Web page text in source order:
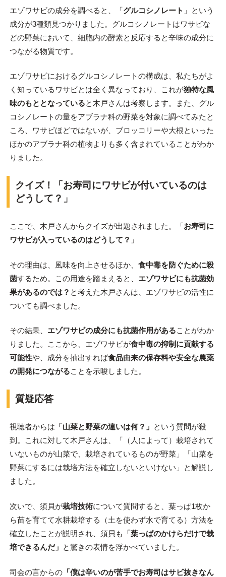
エゾワサビの成分を調べると、「グルコシノレート 」という
成分が3種類見つかりました。グルコシノレートはワサビな
どの野菜において、細胞内の酵素と反応すると辛味の成分に
つながる物質です。
エゾワサビにおけるグルコシノレートの構成は、私たちがよ
く知っているワサビとは全く異なっており、これが独特な風
味のもととなっていると木戸さんは考察します。また、グル
コシノレートの量をアブラナ科の野菜を対象に調べてみたと
ころ、ワサビほどではないが、ブロッコリーや大根といった
ほかのアブラナ科の植物よりも多く含まれていることがわか
りました。
クイズ！「お寿司にワサビが付いているのは
どうして？」
ここで、木戸さんからクイズが出題されました。「お寿司に
ワサビが入っているのはどうして？ 」
その理由は、風味を向上させるほか、 食中毒を防ぐために殺
菌するため。この用途を踏まえると、 エゾワサビにも抗菌効
果があるのでは？ と考えた木戸さんは、エゾワサビの活性に
ついても調べました。
その結果、 エゾワサビの成分にも抗菌作用があることがわか
りました。ここから、エゾワサビが食中毒の抑制に貢献する
可能性や、成分を抽出すれば食品由来の保存料や安全な農薬
の開発につながることを示唆しました。
質疑応答
視聴者からは 「山菜と野菜の違いは何？」 という質問が殺
到。これに対して木戸さんは、「（人によって）栽培されて
いないものが山菜で、栽培されているものが野菜」「山菜を
野菜にするには栽培方法を確立しないといけない」と解説し
ました。
次いで、須貝が栽培技術について質問すると、葉っぱ1枚か
ら苗を育てて水耕栽培する（土を使わず水で育てる）方法を
確立したことが説明され、須貝も
「葉っぱのかけらだけで栽
培できるんだ」 と驚きの表情を浮かべていました。
司会の言からの「僕は辛いのが苦手でお寿司はサビ抜きなん